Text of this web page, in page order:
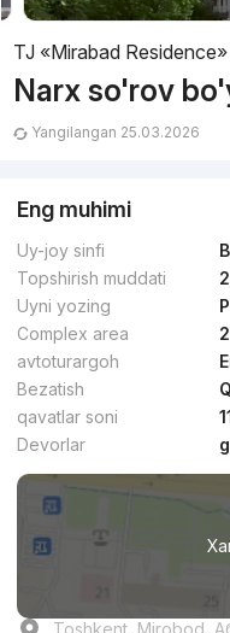
TJ «Mirabad Residence»
Narx so'rov
Yangilangan 25.03.2026
Eng muhimi
Uy-joy sinfi
Topshirish muddati
Uyni yozing
Complex area
avtoturargoh
Bezatish
qavatlar soni
Devorlar
Toshkent, Mirobod,